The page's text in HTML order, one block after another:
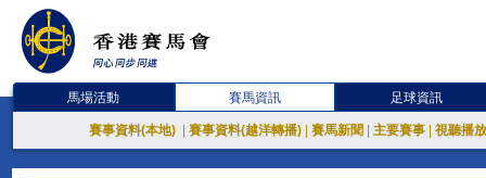
馬場活動 賽馬資訊 足球資訊
賽事資料(本地) 賽事資料(越洋轉播) 賽馬新聞 主要賽事 視聽播